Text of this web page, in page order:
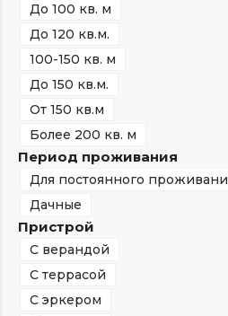
До 100 кв. м
До 120 кв.м.
100-150 кв. м
До 150 кв.м.
От 150 кв.м
Более 200 кв. м
Период проживания
Для постоянного
Дачные
Пристрой
С верандой
С террасой
С эркером